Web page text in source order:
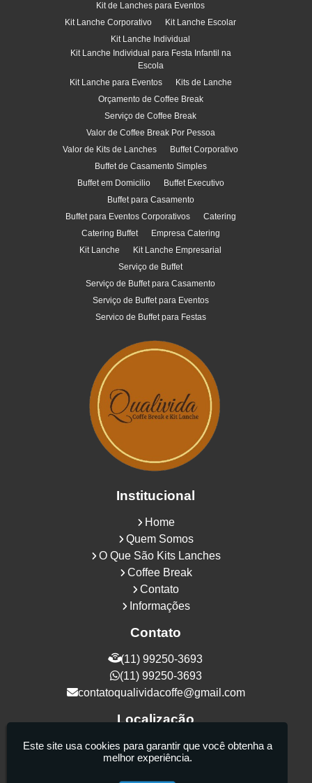
Kit de Lanches para Eventos
Kit Lanche Corporativo
Kit Lanche Escolar
Kit Lanche Individual
Kit Lanche Individual para Festa Infantil na
Escola
Kit Lanche para Eventos
Kits de Lanche
Orçamento de Coffee Break
Serviço de Coffee Break
Valor de Coffee Break Por Pessoa
Valor de Kits de Lanches
Buffet Corporativo
Buffet de Casamento Simples
Buffet em Domicilio
Buffet Executivo
Buffet para Casamento
Buffet para Eventos Corporativos
Catering
Catering Buffet
Empresa Catering
Kit Lanche
Kit Lanche Empresarial
Serviço de Buffet
Serviço de Buffet para Casamento
Serviço de Buffet para Eventos
Servico de Buffet para Festas
Institucional
Home
Quem Somos
O Que São Kits Lanches
Coffee Break
Contato
Informações
Contato
(11) 99250-3693
(11) 99250-3693
contatoqualividacoffe@gmail.com
Localização
Rua Samurais, 27 - Vila Maria Alta - São
Paulo / SP - CEP: 02130-080
Este site usa cookies para garantir que você obtenha a
melhor experiência.